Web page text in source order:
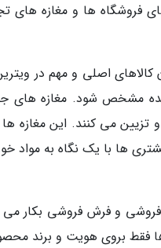
فروشگاه ها و مغازه های
کالاهای اصلی و مهم در
مشخص شود. مغازه های
می کنند. این مغازه
ها با یک نگاه به مواد
فروشی و فرش فروشی بکار
ها فقط بروی هویت و برند